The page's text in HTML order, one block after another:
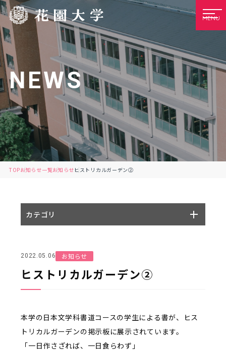
MENU
NEWS
TOPお知らせ一覧お知らせ ヒストリカルガーデン②
2022.05.06 お知らせ
ヒストリカルガーデン②
本学の日本文学科書道コースの学生による書が、ヒス
トリカルガーデンの掲示板に展示されています。
「一日作さざれば、一日食らわず」
カテゴリ